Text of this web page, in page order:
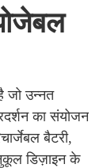
जो उन्नत
का संयोजन
बैटरी,
डिज़ाइन के